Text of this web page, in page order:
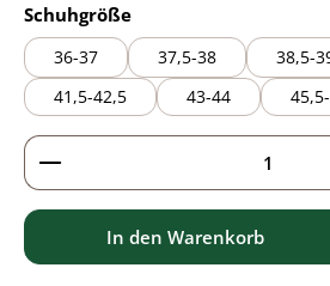
Schuhgrößeauswählen
36-37 37,5-38 38,5-
41,5-42,5
43-44
Produkt Anzahl: Gib den
In den Warenkorb